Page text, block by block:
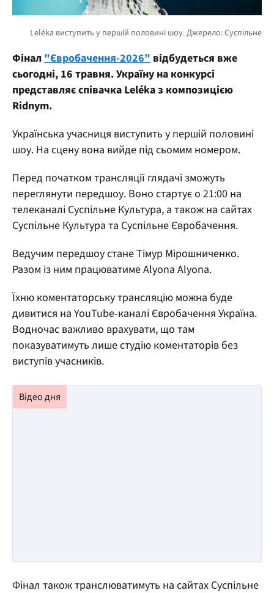
Фінал "Євробачення-2026" відбудеться вже
сьогодні, 16 травня. Україну на конкурсі
представляє співачка Leléka з композицією
Ridnym.
Українська учасниця виступить у першій половині
шоу. На сцену вона вийде під сьомим номером.
Перед початком трансляції глядачі зможуть
переглянути передшоу. Воно стартує о 21:00 на
телеканалі Суспільне Культура, а також на сайтах
Суспільне Культура та Суспільне Євробачення.
Ведучим передшоу стане Тімур Мірошниченко.
Разом із ним працюватиме Alyona Alyona.
Їхню коментаторську трансляцію можна буде
дивитися на YouTube-каналі Євробачення Україна.
Водночас важливо врахувати, що там
показуватимуть лише студію коментаторів без
виступів учасників.
Фінал також транслюватимуть на сайтах Суспільне